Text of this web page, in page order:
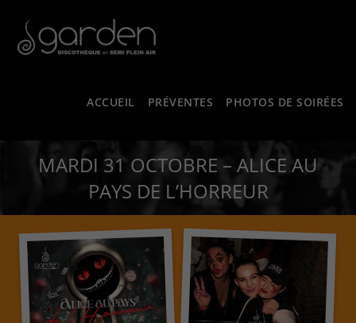
ACCUEIL PRÉVENTES PHOTOS DE SOIRÉES
MARDI 31 OCTOBRE – ALICE AU
PAYS DE L’HORREUR